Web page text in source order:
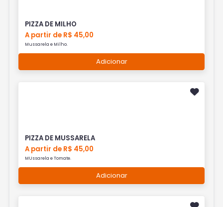
PIZZA DE MILHO
A partir de R$ 45,00
Mussarela e Milho.
Adicionar
PIZZA DE MUSSARELA
A partir de R$ 45,00
MUssarela e Tomate.
Adicionar